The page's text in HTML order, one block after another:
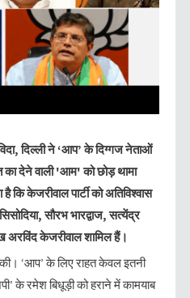
दिल्ली ने ‘आप’ के दिग्गज नेताओं
का देने वाली 'आम' को छोड़ थामा
कि केजरीवाल पार्टी को अतिविश्वास
सौरभ भारद्वाज, सत्येंद्र
अरविंद केजरीवाल शामिल हैं।
‘आप’ के लिए राहत केवल इतनी
के रमेश बिधूड़ी को हराने में कामयाब